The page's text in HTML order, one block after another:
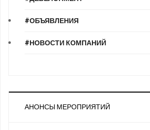
#ОБЪЯВЛЕНИЯ
#НОВОСТИ КОМПАНИЙ
АНОНСЫ МЕРОПРИЯТИЙ